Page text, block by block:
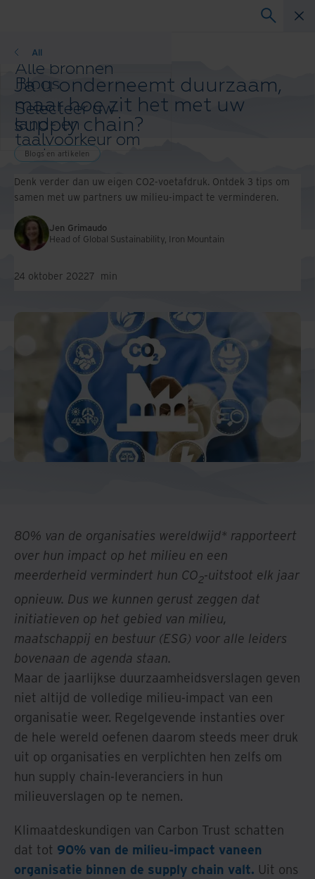
Alle bronnen
Blogs
Klantcases
Oplossingsgidsen
Webinars
Whitepapers
All
Selecteer uw
land- en
taalvoorkeur om
uw browse-
verbeteren.
Voorkeursland & -
taal:
Asia-Pacific and India
Europe and Southern Africa
Middle East North Africa And
Blogs en artikelen
Ja u onderneemt duurzaam,
maar hoe zit het met uw
supply chain?
Blogs en artikelen
Denk verder dan uw eigen CO2-voetafdruk. Ontdek 3 tips om
samen met uw partners uw milieu-impact te verminderen.
Jen Grimaudo
Head of Global Sustainability, Iron Mountain
24 oktober 20227 min
80% van de organisaties wereldwijd* rapporteert
over hun impact op het milieu en een
meerderheid vermindert hun CO2-uitstoot elk jaar
opnieuw. Dus we kunnen gerust zeggen dat
initiatieven op het gebied van milieu,
maatschappij en bestuur (ESG) voor alle leiders
bovenaan de agenda staan.
Maar de jaarlijkse duurzaamheidsverslagen geven
niet altijd de volledige milieu-impact van een
organisatie weer. Regelgevende instanties over
de hele wereld oefenen daarom steeds meer druk
uit op organisaties en verplichten hen zelfs om
hun supply chain-leveranciers in hun
milieuverslagen op te nemen.
Klimaatdeskundigen van Carbon Trust schatten
dat tot 90% van de milieu-impact vaneen
organisatie binnen de supply chain valt. Uit ons